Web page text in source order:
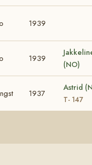
1939
1939
(NO)
1937
Astrid
T- 147